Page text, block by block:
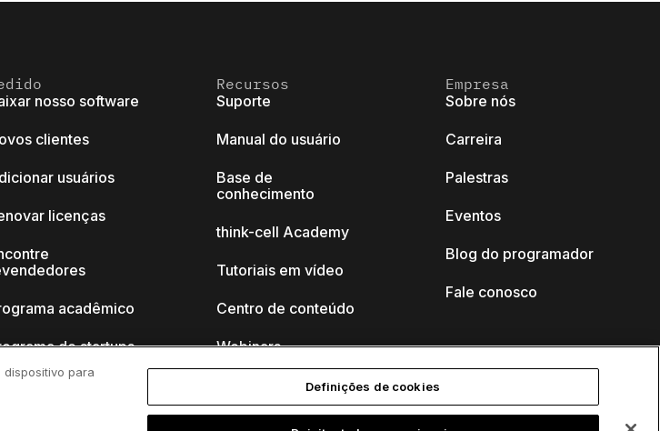
nosso software
clientes
usuários
licenças
acadêmico
de startups
Recursos
Suporte
Manual do usuário
Base de
conhecimento
think-cell Academy
Tutoriais em vídeo
Centro de conteúdo
Webinars
Empresa
Sobre nós
Carreira
Palestras
Eventos
Blog do programador
Fale conosco
para
Definições de cookies